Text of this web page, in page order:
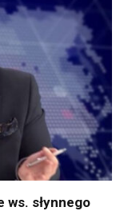
ws. słynnego